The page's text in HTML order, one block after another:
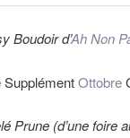
Boudoir d’Ah Non
SupplémentOttobre
Prune (d’une foire